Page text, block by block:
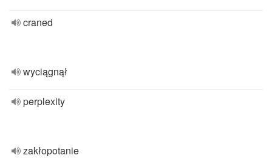
craned
wyciągnął
perplexity
zakłopotanie